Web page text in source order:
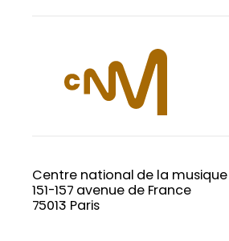
Centre national de la musique
151-157 avenue de France
75013 Paris